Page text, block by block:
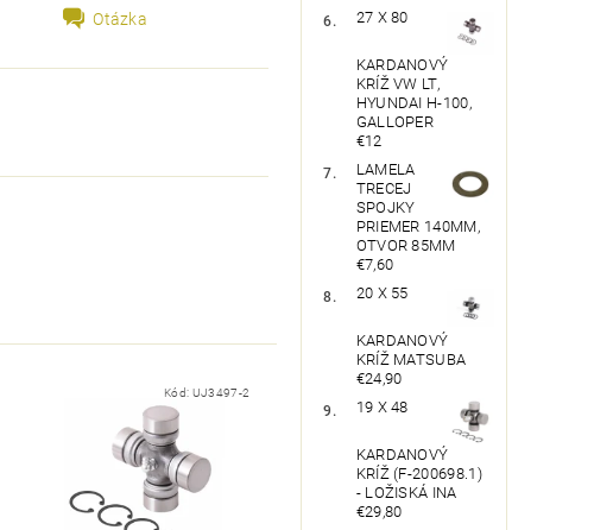
Otázka
Kód: UJ3497-2
27 X 80
KARDANOVÝ
KRÍŽ VW LT,
HYUNDAI H-100,
GALLOPER
€12
LAMELA
TRECEJ
SPOJKY
PRIEMER 140MM,
OTVOR 85MM
€7,60
20 X 55
KARDANOVÝ
KRÍŽ MATSUBA
€24,90
19 X 48
KARDANOVÝ
KRÍŽ (F-200698.1)
- LOŽISKÁ INA
€29,80